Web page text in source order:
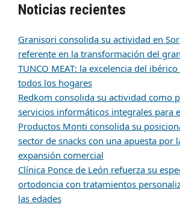
Noticias recientes
Granisori consolida su actividad en
referente en la transformación del
TUNCO MEAT: la excelencia del
todos los hogares
Redkom consolida su actividad como
servicios informáticos integrales para
Productos Monti consolida su
sector de snacks con una apuesta por
expansión comercial
Clínica Ponce de León refuerza su
ortodoncia con tratamientos
las edades